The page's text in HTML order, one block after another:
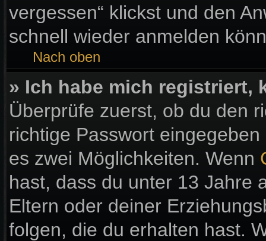
vergessen“ klickst und den
schnell wieder anmelden
Nach oben
» Ich habe mich registriert,
Überprüfe zuerst, ob du den
richtige Passwort
es zwei Möglichkeiten. Wenn
hast, dass du unter 13 Jahre
Eltern oder deiner
folgen, die du erhalten hast.